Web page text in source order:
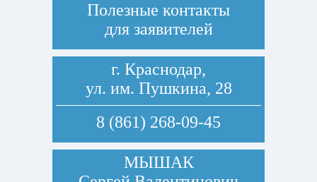
Полезные контакты
для заявителей
г. Краснодар,
ул. им. Пушкина, 28
8 (861) 268-09-45
МЫШАК